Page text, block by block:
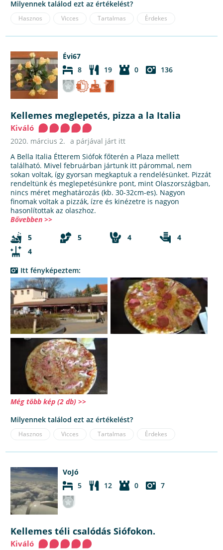
Milyennek találod ezt az értékelést?
Hasznos Vicces Tartalmas Érdekes
Évi67
8
19 0 136
Kellemes meglepetés, pizza a la Italia
Kiváló
2020. március 2. a párjával járt itt
A Bella Italia Étterem Siófok főterén a Plaza mellett
található. Mivel februárban jártunk itt párommal, nem
sokan voltak, így gyorsan megkaptuk a rendelésünket. Pizzát
rendeltünk és meglepetésünkre pont, mint Olaszországban,
nincs méret meghatározás (kb. 30-32cm-es). Nagyon
finomak voltak a pizzák, ízre és kinézetre is nagyon
hasonlítottak az olaszhoz.
Bővebben >>
5
5 4
4
4
Itt fényképeztem:
Még több kép (2 db) >>
Milyennek találod ezt az értékelést?
Hasznos Vicces Tartalmas Érdekes
VoJó
5
12 0 7
Kellemes téli csalódás Siófokon.
Kiváló